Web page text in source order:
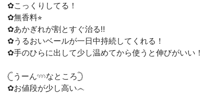
✿こっくりしてる！
✿無香料⭐︎
✿あかぎれが割とすぐ治る‼︎
✿うるおいベールが一日中持続してくれる！
✿手のひらに出して少し温めてから使うと伸びがいい！
𓊆うーん𓄺なところ𓊇
✿お値段が少し高い෴